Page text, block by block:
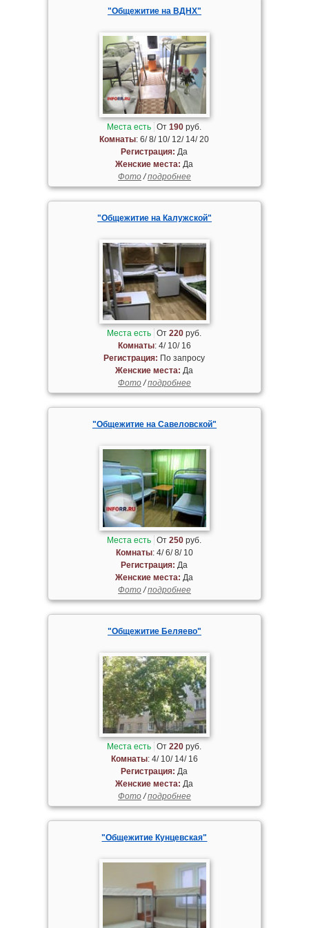
"Общежитие на ВДНХ"
Места есть От190 руб.
Комнаты: 6/ 8/ 10/ 12/ 14/ 20
Регистрация: Да
Женские места: Да
Фото/подробнее
"Общежитие на Калужской"
Места есть От220 руб.
Комнаты: 4/ 10/ 16
Регистрация: По запросу
Женские места: Да
Фото/подробнее
"Общежитие на Савеловской"
Места есть От250 руб.
Комнаты: 4/ 6/ 8/ 10
Регистрация: Да
Женские места: Да
Фото/подробнее
"Общежитие Беляево"
Места есть От220 руб.
Комнаты: 4/ 10/ 14/ 16
Регистрация: Да
Женские места: Да
Фото/подробнее
"Общежитие Кунцевская"